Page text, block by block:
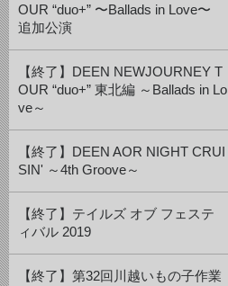
OUR “duo+” 〜Ballads in Love〜
追加公演
【終了】DEEN NEWJOURNEY T
OUR “duo+” 東北編 ～Ballads in Lo
ve～
【終了】DEEN AOR NIGHT CRUI
SIN' ～4th Groove～
【終了】テイルズ オブ フェステ
ィバル 2019
【終了】第32回川越いもの子作業